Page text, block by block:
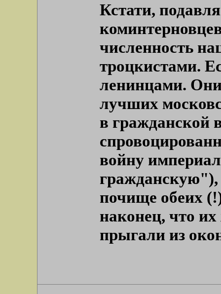
Кстати,
численность
троцкистами.
ленинцами.
лучших
в гражданской
войну
гражданскую"),
почище обеих
наконец, что их
прыгали из